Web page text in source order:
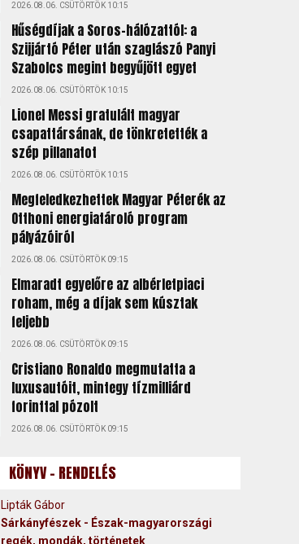
2026.08.06. CSÜTÖRTÖK 10:15
Hűségdíjak a Soros-hálózattól: a
Szijjártó Péter után szaglászó Panyi
Szabolcs megint begyűjött egyet
2026.08.06. CSÜTÖRTÖK 10:15
Lionel Messi gratulált magyar
csapattársának, de tönkretették a
szép pillanatot
2026.08.06. CSÜTÖRTÖK 10:15
Megfeledkezhettek Magyar Péterék az
Otthoni energiatároló program
pályázóiról
2026.08.06. CSÜTÖRTÖK 09:15
Elmaradt egyelőre az albérletpiaci
roham, még a díjak sem kúsztak
feljebb
2026.08.06. CSÜTÖRTÖK 09:15
Cristiano Ronaldo megmutatta a
luxusautóit, mintegy tízmilliárd
forinttal pózolt
2026.08.06. CSÜTÖRTÖK 09:15
KÖNYV - RENDELÉS
Lipták Gábor
Sárkányfészek - Észak-magyarországi
regék, mondák, történetek